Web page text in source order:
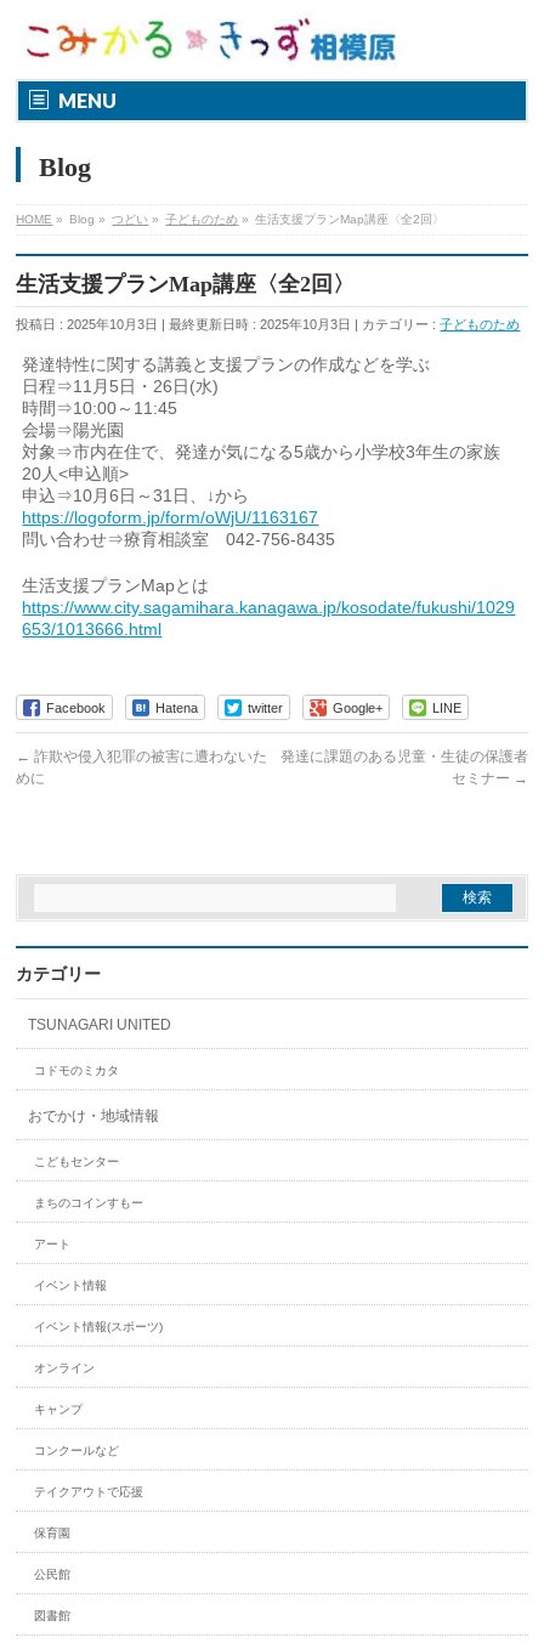
MENU
Blog
HOME » Blog » つどい » 子どものため » 生活支援プランMap講座〈全2回〉
生活支援プランMap講座〈全2回〉
投稿日 : 2025年10月3日 最終更新日時 : 2025年10月3日 カテゴリー :子どものため
発達特性に関する講義と支援プランの作成などを学ぶ
日程⇒11月5日・26日(水)
時間⇒10:00～11:45
会場⇒陽光園
対象⇒市内在住で、発達が気になる5歳から小学校3年生の家族
20人<申込順>
申込⇒10月6日～31日、↓から
https://logoform.jp/form/oWjU/1163167
問い合わせ⇒療育相談室 042-756-8435
生活支援プランMapとは
https://www.city.sagamihara.kanagawa.jp/kosodate/fukushi/1029
653/1013666.html
Facebook Hatena twitter Google+ LINE
← 詐欺や侵入犯罪の被害に遭わないた
めに
発達に課題のある児童・生徒の保護者
セミナー →
カテゴリー
TSUNAGARI UNITED
コドモのミカタ
おでかけ・地域情報
こどもセンター
まちのコインすもー
アート
イベント情報
イベント情報(スポーツ)
オンライン
キャンプ
コンクールなど
テイクアウトで応援
保育園
公民館
図書館